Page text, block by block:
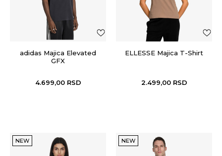
adidas Majica Elevated
GFX
4.699,00 RSD
ELLESSE Majica T-Shirt
2.499,00 RSD
NEW NEW